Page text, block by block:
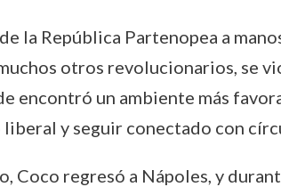
la República Partenopea a
otros revolucionarios, se
encontró un ambiente más
liberal y seguir conectado con
Coco regresó a Nápoles, y